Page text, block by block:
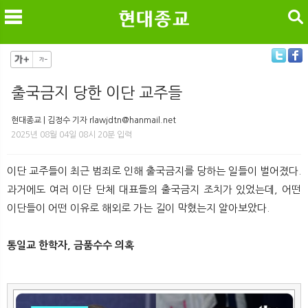
검색
출국금지 당한 이단 교주들
현대종교 | 김정수 기자 rlawjdtn@hanmail.net
2025년 08월 04일 08시 20분 입력
이단 교주들이 최근 범죄로 인해 출국금지를 당하는 일들이 벌어졌다.
과거에도 여러 이단 단체 대표들의 출국금지 조치가 있었는데, 어떤
이단들이 어떤 이유로 해외로 가는 길이 막혔는지 알아보았다.
통일교 한학자, 금품수수 의혹